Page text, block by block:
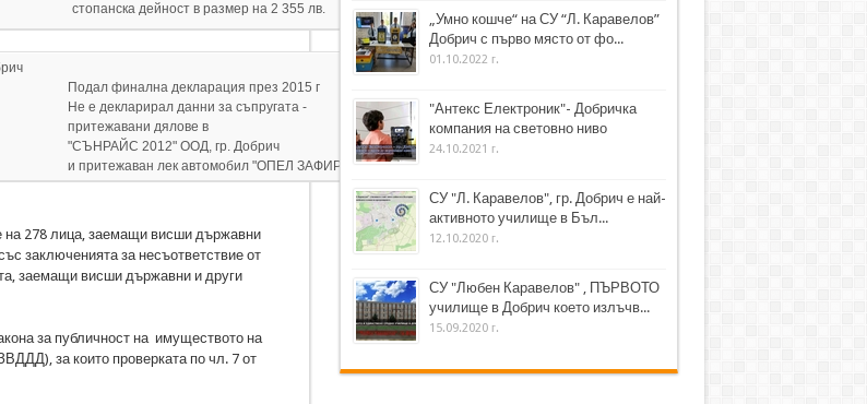
стопанска дейност в размер на 2 355 лв.
Подал финална декларация през 2015 г
Не е декларирал данни за съпругата -
притежавани дялове в
"СЪНРАЙС 2012" ООД, гр. Добрич
и притежаван лек автомобил "ОПЕЛ ЗАФИРА".
на 278 лица, заемащи висши държавни
заключенията за несъответствие от
заемащи висши държавни и други
за публичност на имуществото на
за които проверката по чл. 7 от
„Умно кошче“ на СУ “Л. Каравелов”
Добрич с първо място от фо...
01.10.2022 г.
"Антекс Електроник"- Добричка
компания на световно ниво
24.10.2021 г.
СУ "Л. Каравелов", гр. Добрич е най-
активното училище в Бъл...
12.10.2020 г.
СУ "Любен Каравелов" , ПЪРВОТО
училище в Добрич което излъчв...
15.09.2020 г.